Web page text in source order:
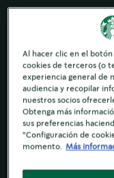
Mezcla el
con
Al hacer clic en el botón
cookies de terceros (o
experiencia general de
audiencia y recopilar
nuestros socios
Obtenga más
sus preferencias
"Configuración de
momento.
Más